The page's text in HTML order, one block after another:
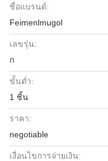
ชื่อแบรนด์:
Feimenlmugol
เลขรุ่น:
ก
ขั้นต่ำ:
1 ชิ้น
ราคา:
negotiable
เงื่อนไขการจ่ายเงิน: